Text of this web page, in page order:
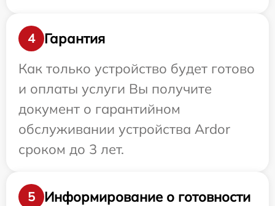
4
Гарантия
Как только устройство будет готово
и оплаты услуги Вы получите
документ о гарантийном
обслуживании устройства Ardor
сроком до 3 лет.
5
Информирование о готовности